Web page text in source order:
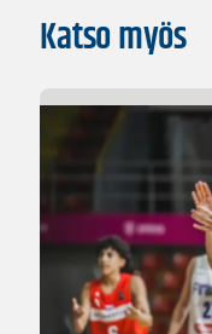
Katso myös